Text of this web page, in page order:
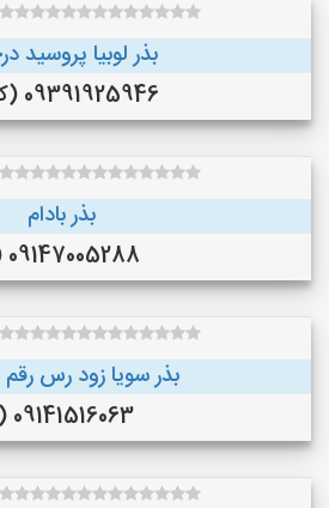
بذر لوبیا پروسید
09391925946 (کرج)
بذر بادام
09147005288 ()
بذر سویا زود رس رقم
09141516063 ()